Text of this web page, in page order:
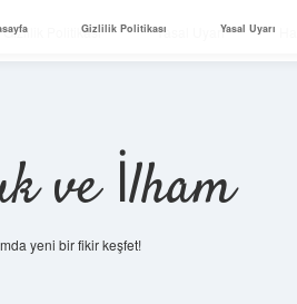
Gizlilik Politikası Yasal Uyarı
ve İlham
yeni bir fikir keşfet!
Gizlilik Politikası Yasal Uyarı